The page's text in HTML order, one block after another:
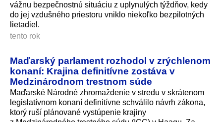
vážnu bezpečnostnú situáciu z uplynulých týždňov, kedy
do jej vzdušného priestoru vniklo niekoľko bezpilotných
lietadiel.
tento rok
Maďarský parlament rozhodol v zrýchlenom
konaní: Krajina definitívne zostáva v
Medzinárodnom trestnom súde
Maďarské Národné zhromaždenie v stredu v skrátenom
legislatívnom konaní definitívne schválilo návrh zákona,
ktorý ruší plánované vystúpenie krajiny